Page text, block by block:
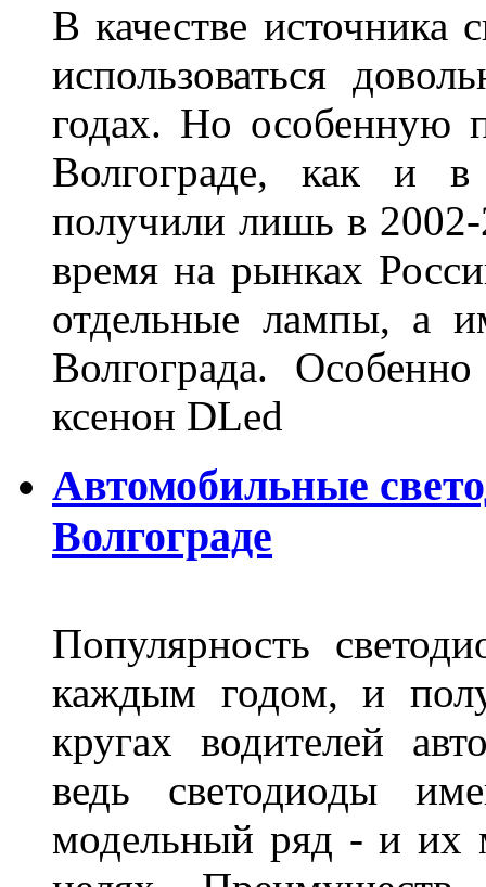
В качестве источника
использоваться
годах. Но особенную
Волгограде, как и
получили лишь в
время на рынках
отдельные лампы, а
Волгограда.
ксенон DLed
Автомобильные
Волгограде
Популярность
каждым годом, и
кругах водителей
ведь светодиоды
модельный ряд - и их